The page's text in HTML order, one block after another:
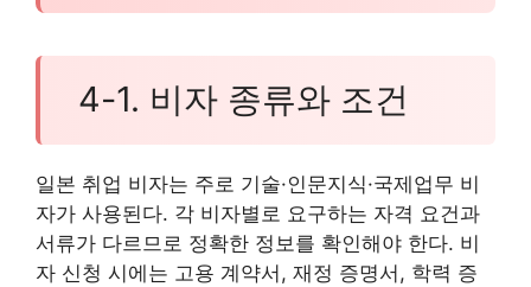
4-1. 비자 종류와 조건
일본 취업 비자는 주로 기술·인문지식·국제업무 비
자가 사용된다. 각 비자별로 요구하는 자격 요건과
서류가 다르므로 정확한 정보를 확인해야 한다. 비
자 신청 시에는 고용 계약서, 재정 증명서, 학력 증